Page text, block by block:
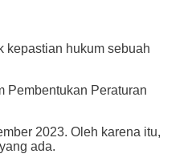
kepastian hukum sebuah
Pembentukan Peraturan
2023. Oleh karena itu,
ada.